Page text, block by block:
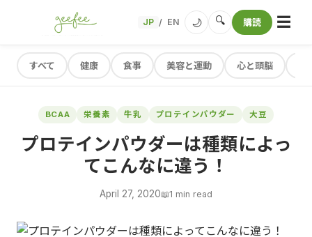
JP / EN 🌙 🔍 購読 ☰
すべて 健康 食事 美容と運動 心と頭脳
BCAA 栄養素 牛乳 プロテインパウダー 大豆
プロテインパウダーは種類によっ
てこんなに違う！
April 27, 2020📖1 min read